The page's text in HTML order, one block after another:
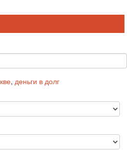
, деньги в долг